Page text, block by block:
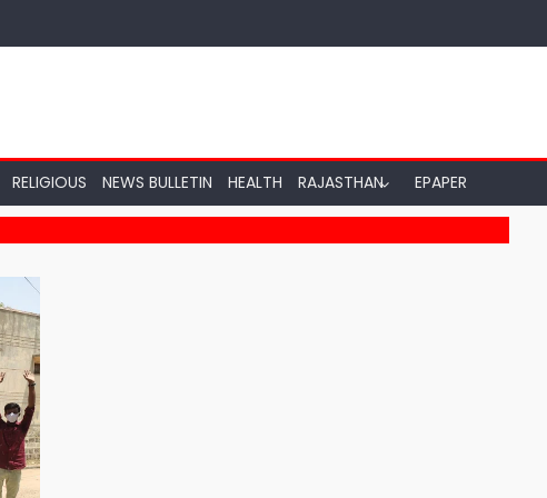
RELIGIOUS NEWS BULLETIN HEALTH RAJASTHAN EPAPER